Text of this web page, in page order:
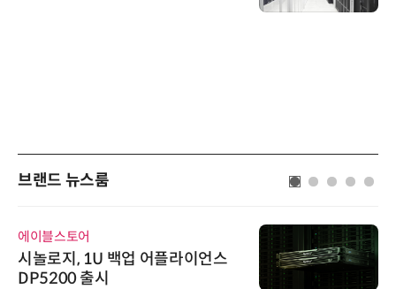
브랜드 뉴스룸
에이블스토어
시놀로지, 1U 백업 어플라이언스
DP5200 출시